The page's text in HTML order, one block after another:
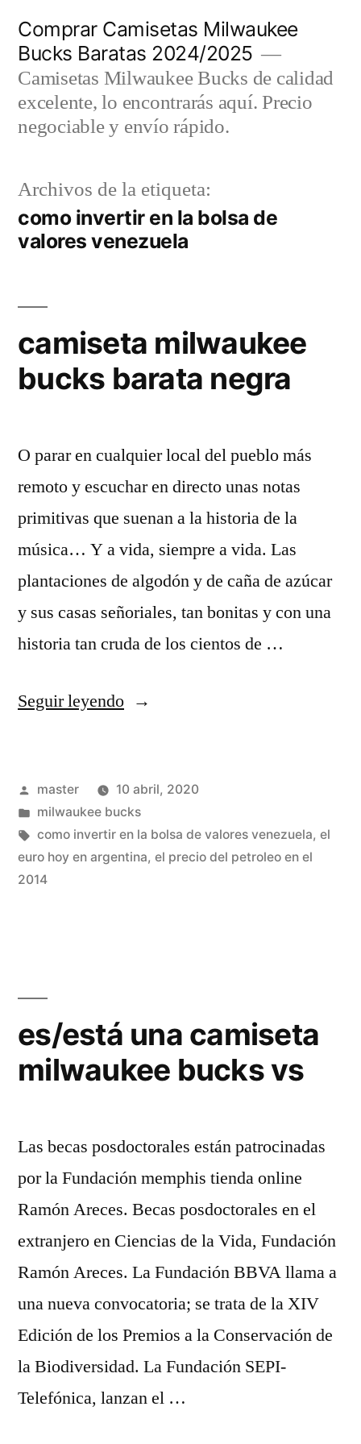
contenido
Comprar Camisetas Milwaukee
Bucks Baratas 2024/2025
Camisetas Milwaukee Bucks de calidad
excelente, lo encontrarás aquí. Precio
negociable y envío rápido.
Archivos de la etiqueta:
como invertir en la bolsa de
valores venezuela
camiseta milwaukee
bucks barata negra
O parar en cualquier local del pueblo más
remoto y escuchar en directo unas notas
primitivas que suenan a la historia de la
música… Y a vida, siempre a vida. Las
plantaciones de algodón y de caña de azúcar
y sus casas señoriales, tan bonitas y con una
historia tan cruda de los cientos de …
Seguir leyendo«camiseta
barata
negra»
Publicado
por
master
10 abril, 2020
Publicado
en
milwaukee bucks
Etiquetas:
como invertir en la bolsa de valores venezuela, el
euro hoy en argentina, el precio del petroleo en el
2014
es/está una camiseta
milwaukee bucks vs
Las becas posdoctorales están patrocinadas
por la Fundación memphis tienda online
Ramón Areces. Becas posdoctorales en el
extranjero en Ciencias de la Vida, Fundación
Ramón Areces. La Fundación BBVA llama a
una nueva convocatoria; se trata de la XIV
Edición de los Premios a la Conservación de
la Biodiversidad. La Fundación SEPI-
Telefónica, lanzan el …